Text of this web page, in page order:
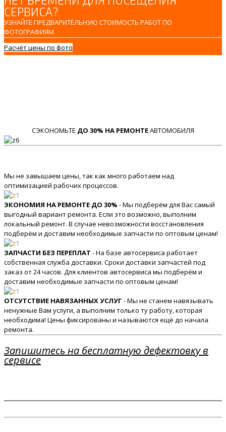
СЕРВИСА?
УЗНАЙТЕ ПРЕДВАРИТЕЛЬНУЮ СТОИМОСТЬ РАБОТ ПО
ФОТОГРАФИЯМ
Расчёт цены по фото
СЭКОНОМЬТЕ ДО 30% НА РЕМОНТЕАВТОМОБИЛЯ
Мы не завышаем цены, так как много работаем над
оптимизацией рабочих процессов.
ЭКОНОМИЯ НА РЕМОНТЕ ДО 30% - Мы подберём для Вас самый
выгодный вариант ремонта. Если это возможно, выполним
локальный ремонт. В случае невозможности восстановления
подберём и доставим необходимые запчасти по оптовым ценам!
ЗАПЧАСТИ БЕЗ ПЕРЕПЛАТ - На базе автосервиса работает
собственная служба доставки. Сроки доставки запчастей под
заказ от 24 часов. Для клиентов автосервиса мы подберём и
доставим необходимые запчасти по оптовым ценам!
ОТСУТСТВИЕ НАВЯЗАННЫХ УСЛУГ - Мы не станем навязывать
ненужные Вам услуги, а выполним только ту работу, которая
необходима! Цены фиксированы и называются ещё до начала
ремонта.
Запишитесь на бесплатную дефектовку в
сервисе